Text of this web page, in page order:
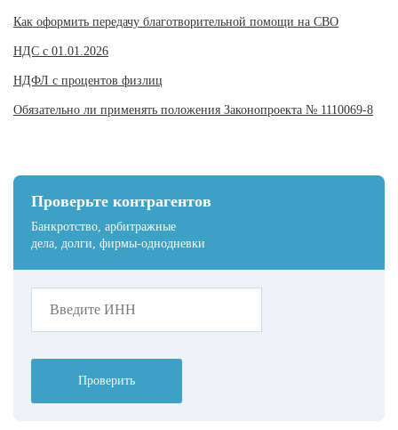
Проверьте контрагентов
Банкротство, арбитражные
дела, долги, фирмы-однодневки
Проверить
Как оформить передачу благотворительной помощи на СВО
НДС с 01.01.2026
НДФЛ с процентов физлиц
Обязательно ли применять положения Законопроекта № 1110069-8